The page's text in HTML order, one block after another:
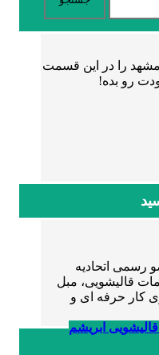
مشهد را در این قسمت
رو بده!
رسمی اتحادیه
قالیشویی، مبل
کار حرفه ای و
قالیشویی ابریشم